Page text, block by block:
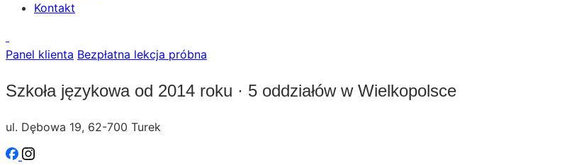
Kontakt
Panel klienta Bezpłatna lekcja próbna
Szkoła językowa od 2014 roku · 5 oddziałów w Wielkopolsce
ul. Dębowa 19, 62-700 Turek